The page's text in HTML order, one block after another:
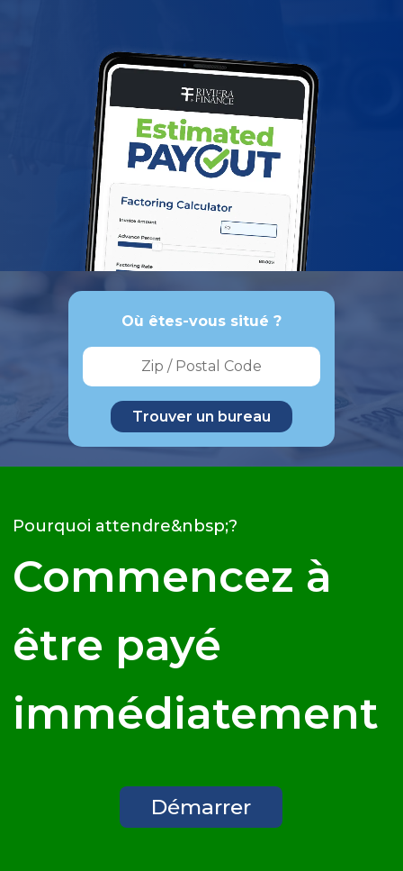
Où êtes-vous situé ?
Pourquoi attendre&nbsp;?
Commencez à
être payé
immédiatement
Démarrer